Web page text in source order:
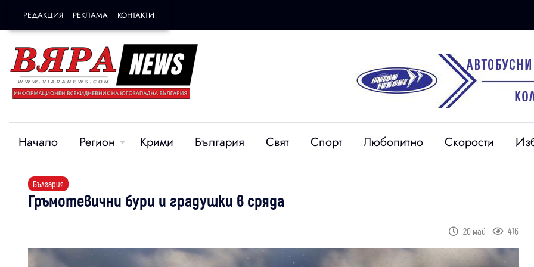
РЕДАКЦИЯ РЕКЛАМА КОНТАКТИ
Начало Регион Крими България Свят Спорт Любопитно Скорости
България
Гръмотевични бури и градушки в сряда
20 май 416